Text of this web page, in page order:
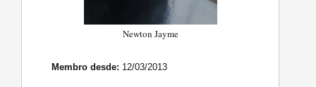
Newton Jayme
Membro desde: 12/03/2013